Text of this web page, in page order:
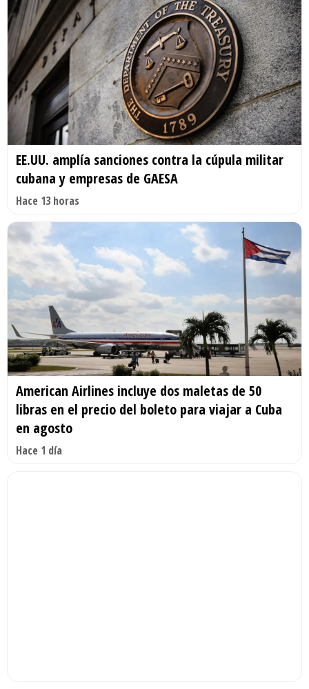
EE.UU. amplía sanciones contra la cúpula militar
cubana y empresas de GAESA
Hace 13 horas
American Airlines incluye dos maletas de 50
libras en el precio del boleto para viajar a Cuba
en agosto
Hace 1 día